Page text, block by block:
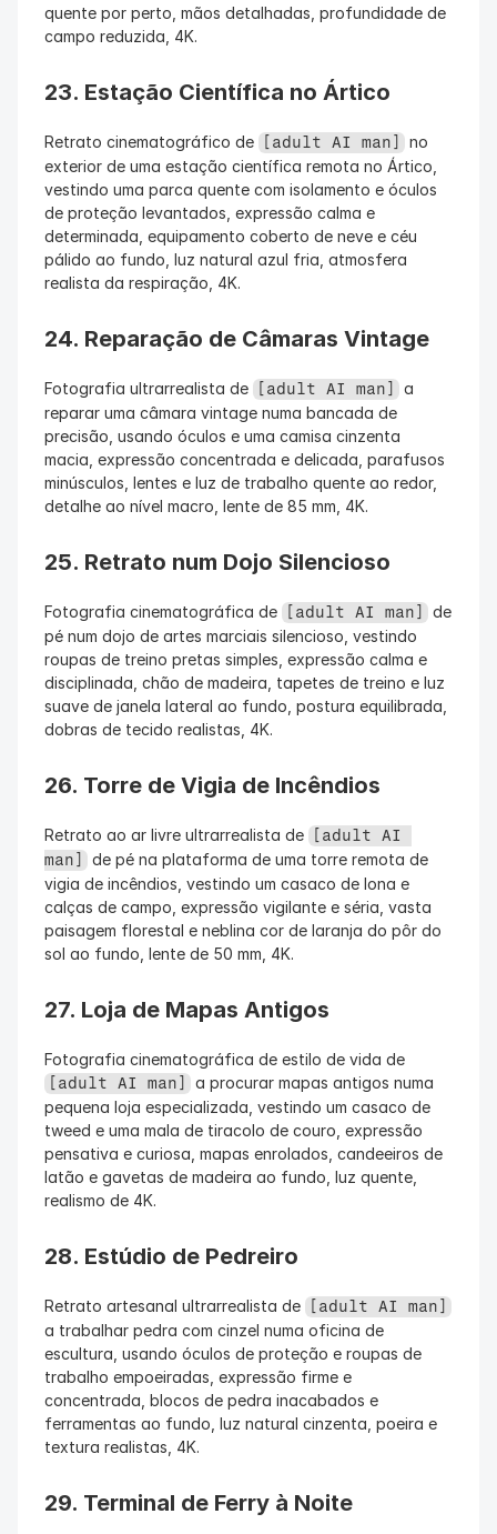
quente por perto, mãos detalhadas, profundidade de
campo reduzida, 4K.
23. Estação Científica no Ártico
Retrato cinematográfico de [adult AI man] no
exterior de uma estação científica remota no Ártico,
vestindo uma parca quente com isolamento e óculos
de proteção levantados, expressão calma e
determinada, equipamento coberto de neve e céu
pálido ao fundo, luz natural azul fria, atmosfera
realista da respiração, 4K.
24. Reparação de Câmaras Vintage
Fotografia ultrarrealista de [adult AI man] a
reparar uma câmara vintage numa bancada de
precisão, usando óculos e uma camisa cinzenta
macia, expressão concentrada e delicada, parafusos
minúsculos, lentes e luz de trabalho quente ao redor,
detalhe ao nível macro, lente de 85 mm, 4K.
25. Retrato num Dojo Silencioso
Fotografia cinematográfica de [adult AI man] de
pé num dojo de artes marciais silencioso, vestindo
roupas de treino pretas simples, expressão calma e
disciplinada, chão de madeira, tapetes de treino e luz
suave de janela lateral ao fundo, postura equilibrada,
dobras de tecido realistas, 4K.
26. Torre de Vigia de Incêndios
Retrato ao ar livre ultrarrealista de
[adult AI
man] de pé na plataforma de uma torre remota de
vigia de incêndios, vestindo um casaco de lona e
calças de campo, expressão vigilante e séria, vasta
paisagem florestal e neblina cor de laranja do pôr do
sol ao fundo, lente de 50 mm, 4K.
27. Loja de Mapas Antigos
[adult AI man] a procurar mapas antigos numa
pequena loja especializada, vestindo um casaco de
tweed e uma mala de tiracolo de couro, expressão
pensativa e curiosa, mapas enrolados, candeeiros de
latão e gavetas de madeira ao fundo, luz quente,
realismo de 4K.
28. Estúdio de Pedreiro
Retrato artesanal ultrarrealista de
[adult AI man]
a trabalhar pedra com cinzel numa oficina de
escultura, usando óculos de proteção e roupas de
trabalho empoeiradas, expressão firme e
concentrada, blocos de pedra inacabados e
ferramentas ao fundo, luz natural cinzenta, poeira e
textura realistas, 4K.
29. Terminal de Ferry à Noite